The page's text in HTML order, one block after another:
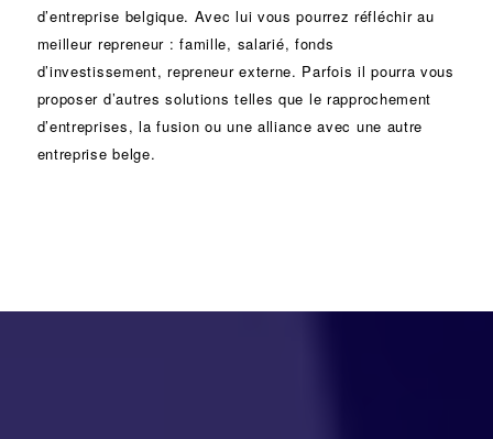
d’entreprise belgique. Avec lui vous pourrez réfléchir au
meilleur repreneur :famille, salarié, fonds
d’investissement, repreneur externe. Parfois il pourra vous
proposer d’autres solutions telles que le rapprochement
d’entreprises, lafusion ou unealliance avec une autre
entreprise belge.